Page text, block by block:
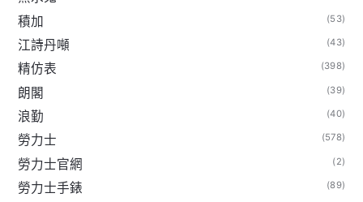
積加 (53)
江詩丹噸 (43)
精仿表 (398)
朗閣 (39)
浪勤 (40)
勞力士 (578)
勞力士官網 (2)
勞力士手錶 (89)